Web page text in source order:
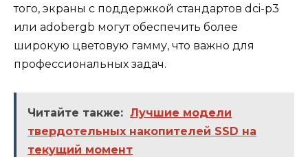
того, экраны с поддержкой стандартов dci-p3
или adobergb могут обеспечить более
широкую цветовую гамму, что важно для
профессиональных задач.
Читайте также: Лучшие модели
твердотельных накопителей SSD на
текущий момент